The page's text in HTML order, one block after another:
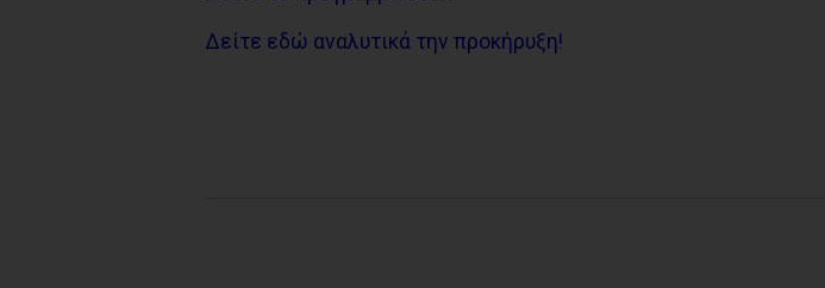
Δείτε εδώ αναλυτικά την προκήρυξη!